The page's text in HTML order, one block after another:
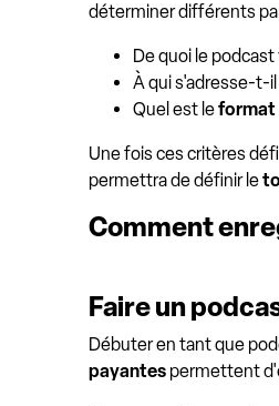
déterminer différents
De quoi le
À qui s'adresse-t-il
Quel est leformat
Une fois ces critères
permettra de définir le
Comment
Faire un
Débuter en tant que
payantes permettent